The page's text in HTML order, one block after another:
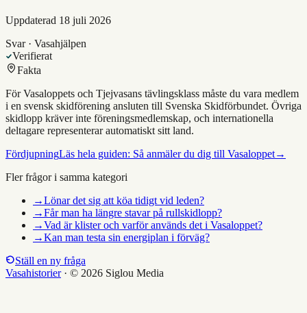
Uppdaterad 18 juli 2026
Svar · Vasahjälpen
Verifierat
Fakta
För Vasaloppets och Tjejvasans tävlingsklass måste du vara medlem
i en svensk skidförening ansluten till Svenska Skidförbundet. Övriga
skidlopp kräver inte föreningsmedlemskap, och internationella
deltagare representerar automatiskt sitt land.
FördjupningLäs hela guiden: Så anmäler du dig till Vasaloppet→
Fler frågor i samma kategori
→Lönar det sig att köa tidigt vid leden?
→Får man ha längre stavar på rullskidlopp?
→Vad är klister och varför används det i Vasaloppet?
→Kan man testa sin energiplan i förväg?
Ställ en ny fråga
Vasahistorier· © 2026 Siglou Media